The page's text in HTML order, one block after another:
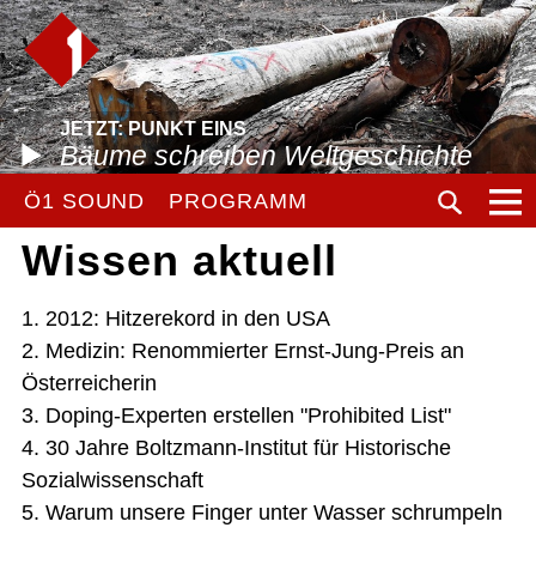
JETZT: PUNKT EINS
Bäume schreiben Weltgeschichte
Ö1 SOUND PROGRAMM
Wissen aktuell
1. 2012: Hitzerekord in den USA
2. Medizin: Renommierter Ernst-Jung-Preis an
Österreicherin
3. Doping-Experten erstellen "Prohibited List"
4. 30 Jahre Boltzmann-Institut für Historische
Sozialwissenschaft
5. Warum unsere Finger unter Wasser schrumpeln